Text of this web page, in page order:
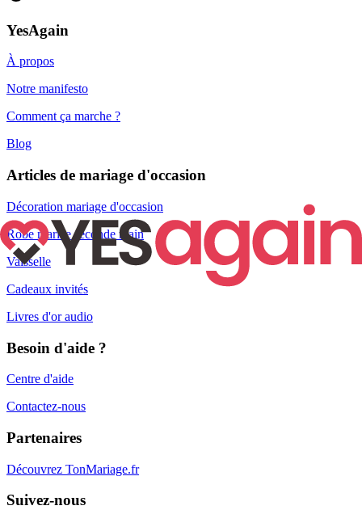
YesAgain
À propos
Notre manifesto
Comment ça marche ?
Blog
Articles de mariage d'occasion
Décoration mariage d'occasion
Robe mariée seconde main
Vaisselle
Cadeaux invités
Livres d'or audio
Besoin d'aide ?
Centre d'aide
Contactez-nous
Partenaires
Découvrez TonMariage.fr
Suivez-nous